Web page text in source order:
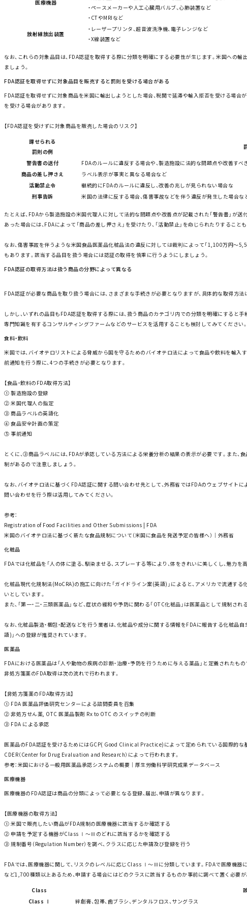
医療機器
・ペースメーカーや人工心臓用バルブ、心肺装置など
・CTやMRIなど
放射線放出装置
・レーザープリンタ、超音波洗浄機、電子レンジなど
・X線装置など
なお、これらの対象品目は、FDA認証を取得する際に分類を明確にする必要性が生じます。米国への
ましょう。
FDA認証を取得せずに対象品目を販売すると罰則を受ける場合がある
FDA認証を取得せずに対象商品を米国に輸出しようとした場合、税関で延滞や輸入拒否を受ける場合
を受ける場合があります。
【FDA認証を受けずに対象商品を販売した場合のリスク】
課せられる
罰則の例
​警告書の送付
FDAのルールに違反する場合や、製造施設に法的な問題点や改善すべ
商品の差し押さえ
ラベル表示が事実と異なる場合など
活動禁止令
継続的にFDAのルールに違反し、改善の兆しが見られない場合な
刑事告訴
米国の法律に反する場合、傷害事故などを伴う違反が発生した場合な
たとえば、FDAから製造施設の米国代理人に対して法的な問題点や改善点が記載された「警告書」が
あった場合には、FDAによって「商品の差し押さえ」を受けたり、「活動禁止」を命じられたりすることも
なお、傷害事故を伴うような米国食品医薬品化粧品法の違反に対しては裁判によって「1,100万円～
もあります。該当する品目を扱う場合には認証の取得を慎重に行うようにしましょう。
FDA認証の取得方法は扱う商品の分野によって異なる
FDA認証が必要な商品を取り扱う場合には、さまざまな手続きが必要となりますが、具体的な取得方
しかし、いずれの品目もFDA認証を取得する際には、扱う商品のカテゴリ内での分類を明確にすると
専門知識を有するコンサルティングファームなどのサービスを活用することも検討してみてください。
食料・飲料
米国では、バイオテロリストによる脅威から国を守るための バイオテロ法によって食品や飲料を輸入
前通知を行う際に、4つの手続きが必要となります。
【食品・飲料のFDA取得方法】
① 製造施設の登録
② 米国代理人の指定
③ 商品ラベルの英語化
④ 食品安全計画の策定
⑤ 事前通知
とくに、③商品ラベルには、FDAが承認している方法による栄養分析の結果の表示が必要です。また、
制があるので注意しましょう。
なお、バイオテロ法に基づくFDA認証に関する問い合わせ先として、外務省ではFDAのウェブサイト に
問い合わせを行う際は活用してみてください。
参考：
Registration of Food Facilities and Other Submissions | FDA
米国のバイオテロ法に基づく新たな食品規制について（米国に食品を発送予定の皆様へ） ｜外務省
化粧品
FDAでは化粧品を「人の体に塗る、馴染ませる、スプレーする等により、体をきれいに美しくし、魅力
化粧品現代化規制法(MoCRA)の施工に向けた「ガイドライン案(英語) 」によると、アメリカで流通す
いとしています。
また、「第一・二・三類医薬品」など、症状の緩和や予防に関わる「OTC化粧品」は医薬品として規制され
なお、化粧品製造・梱包・配送などを行う業者は、化粧品や成分に関する情報をFDAに報告する化粧品
語) 」への登録が推奨されています。
医薬品
FDAにおける医薬品は「人や動物の疾病の診断・治療・予防を行うために与える薬品」と定義された
非処方箋薬のFDA取得は次の流れで行われます。
【非処方箋薬のFDA取得方法】
① FDA 医薬品評価研究センターによる諮問委員を召集
② 非処方せん薬, OTC 医薬品製剤 Rx to OTC のスイッチの判断
③ FDA による承認
医薬品のFDA認証を受けるためにはGCP( Good Clinical Practice)によって定められている国際的な
CDER（Center for Drug Evaluation and Research）によって行われます。
参考： 米国における一般用医薬品承認システムの概要｜ 厚生労働科学研究成果データベース
医療機器
医療機器のFDA認証は商品の分類によって必要となる登録、届出、申請が異なります。
【医療機器の取得方法】
① 米国で販売したい商品がFDA規制の医療機器に該当するか確認する
② 申請を予定する機器がClass Ⅰ～Ⅲのどれに該当するかを確認する
③ 規制番号（Regulation Number）を調べ、クラスに応じた申請及び登録を行う
FDAでは、医療機器に関して、リスクのレベルに応じClass Ⅰ～Ⅲに分類しています。FDAで医療機器
など1,700種類以上あるため、申請する場合にはどのクラスに該当するものか事前に調べて置く必要が
Class
Class Ⅰ
絆創膏、包帯、歯ブラシ、デンタルフロス、サングラス